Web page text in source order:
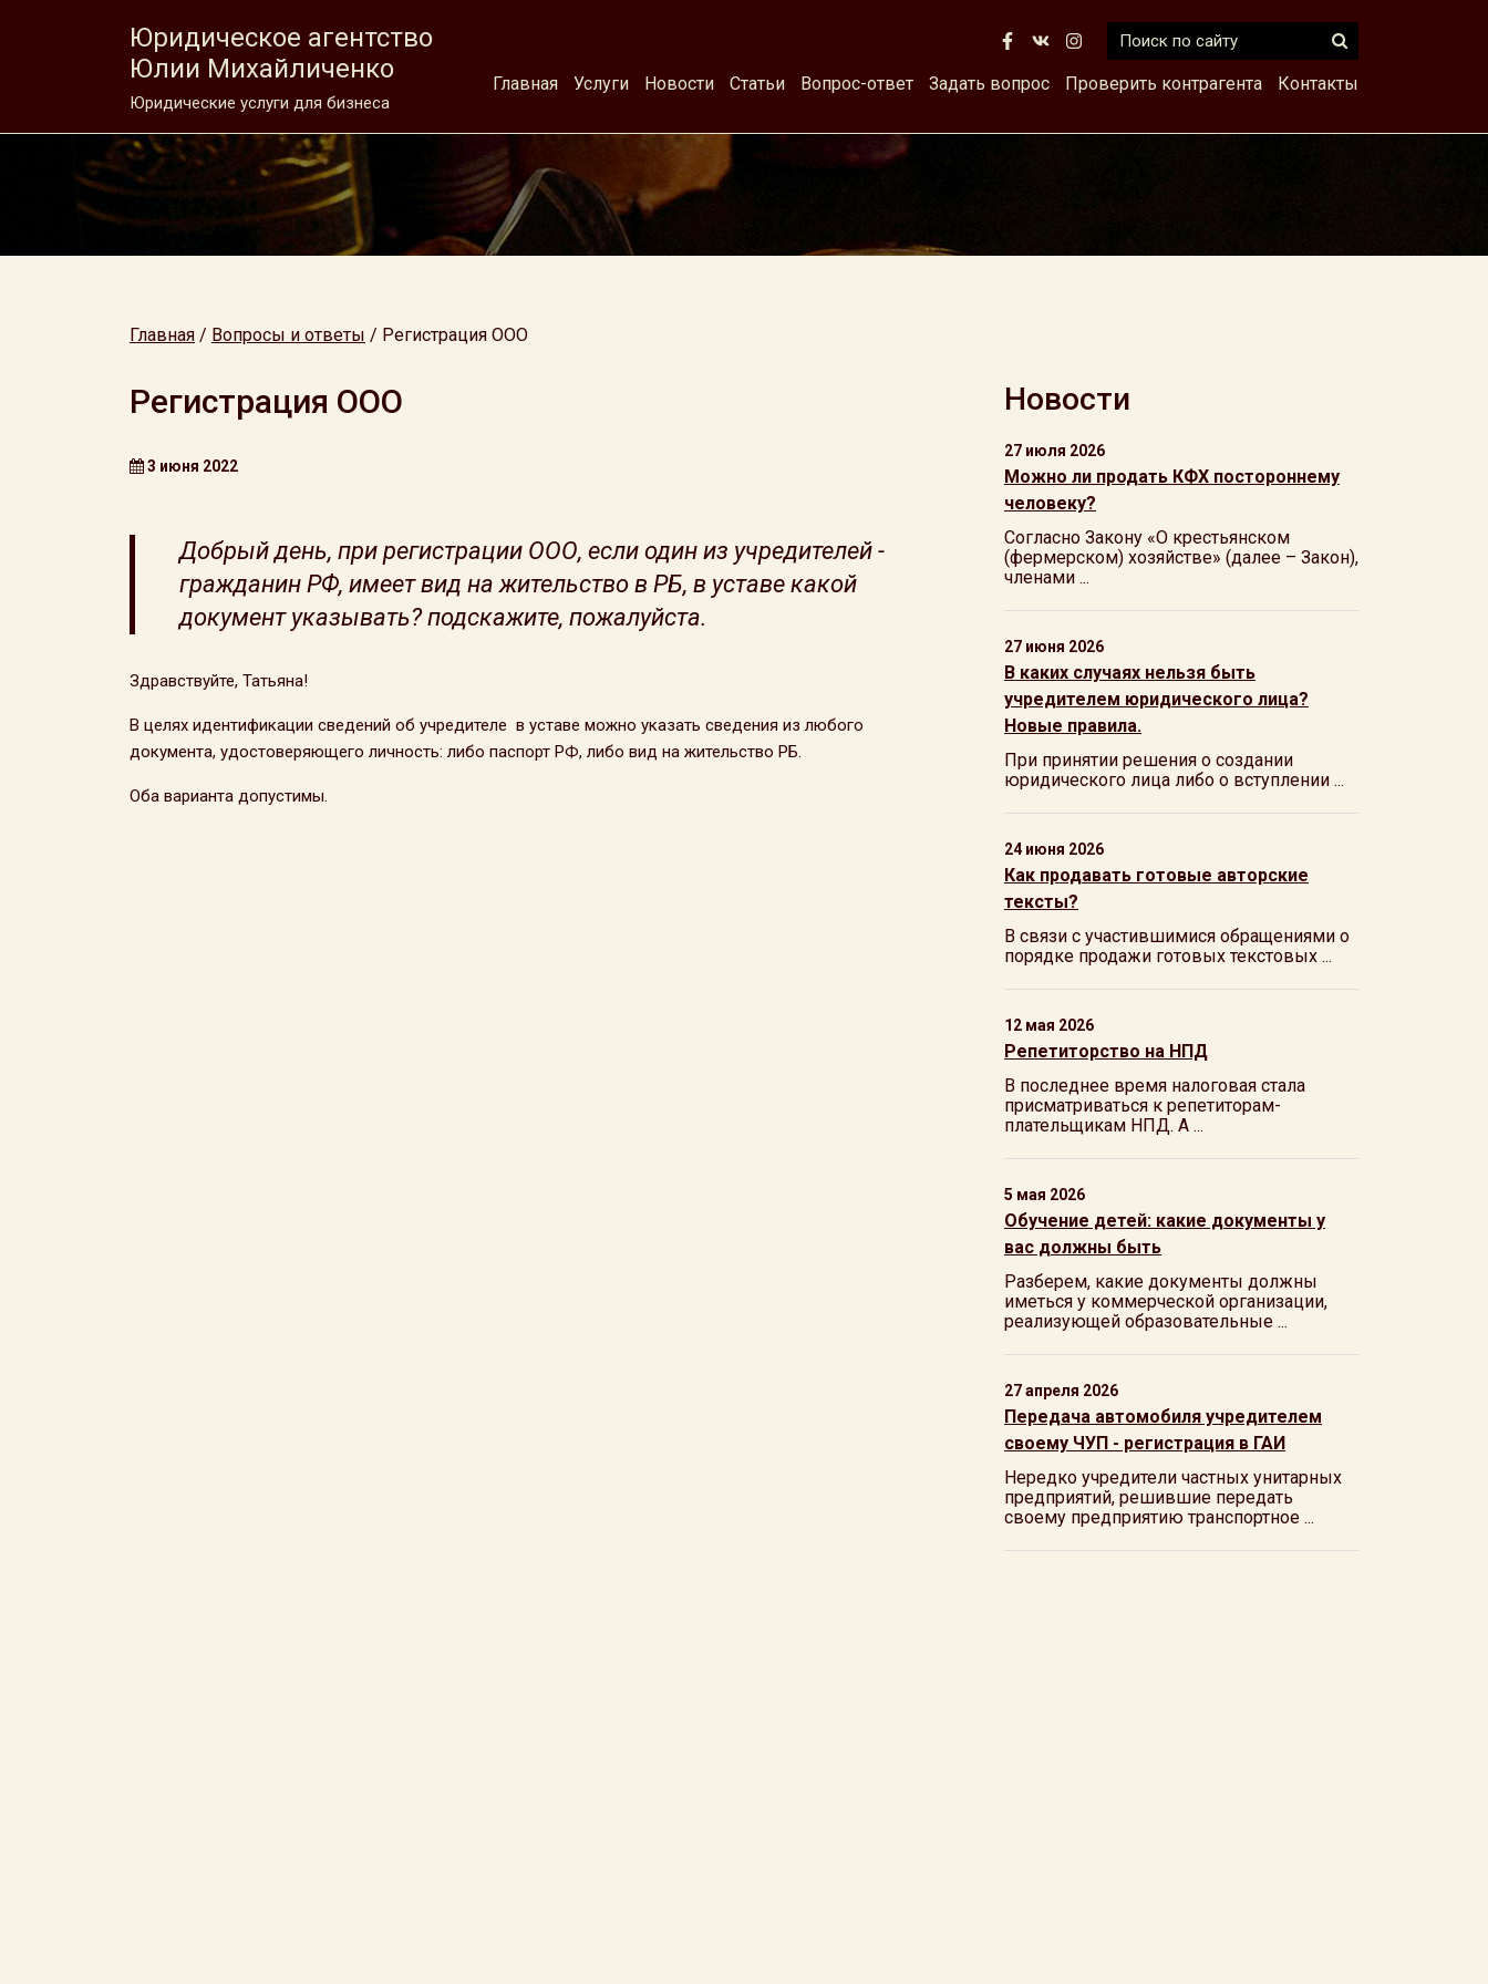
Юридическое агентство
Юлии Михайличенко
Юридические услуги для бизнеса
Главная Услуги Новости Статьи Вопрос-ответ Задать вопрос Проверить контрагента Контакты
Главная / Вопросы и ответы / Регистрация ООО
Регистрация ООО
3 июня 2022
Добрый день, при регистрации ООО, если один из учредителей -
гражданин РФ, имеет вид на жительство в РБ, в уставе какой
документ указывать? подскажите, пожалуйста.
Здравствуйте, Татьяна!
В целях идентификации сведений об учредителе в уставе можно указать сведения из любого
документа, удостоверяющего личность: либо паспорт РФ, либо вид на жительство РБ.
Оба варианта допустимы.
Новости
27 июля 2026
Можно ли продать КФХ постороннему
человеку?
Согласно Закону «О крестьянском
(фермерском) хозяйстве» (далее – Закон),
членами ...
27 июня 2026
В каких случаях нельзя быть
учредителем юридического лица?
Новые правила.
При принятии решения о создании
юридического лица либо о вступлении ...
24 июня 2026
Как продавать готовые авторские
тексты?
В связи с участившимися обращениями о
порядке продажи готовых текстовых ...
12 мая 2026
Репетиторство на НПД
В последнее время налоговая стала
присматриваться к репетиторам-
плательщикам НПД. А ...
5 мая 2026
Обучение детей: какие документы у
вас должны быть
Разберем, какие документы должны
иметься у коммерческой организации,
реализующей образовательные ...
27 апреля 2026
Передача автомобиля учредителем
своему ЧУП - регистрация в ГАИ
Нередко учредители частных унитарных
предприятий, решившие передать
своему предприятию транспортное ...